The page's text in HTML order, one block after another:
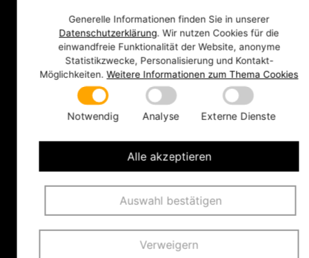
verlassen, um sich kurz auszutauschen und
stört dabei auch nicht die anderen
Teilnehmenden.
Mit dem Aufruf dieses Elements erklären Sie sich
einverstanden, dass Ihre Daten an externe
Dienste (https://vimeo.com/) übermittelt werden
und dass Sie unsereDatenschutzerklärung
gelesen haben.
Generelle Informationen finden Sie in unserer
Datenschutzerklärung. Wir nutzen Cookies für die
einwandfreie Funktionalität der Website, anonyme
Statistikzwecke, Personalisierung und Kontakt-
Möglichkeiten.Weitere Informationen zum Thema Cookies
Notwendig Analyse Externe Dienste
Auswahl bestätigen
Verweigern
Alle akzeptieren